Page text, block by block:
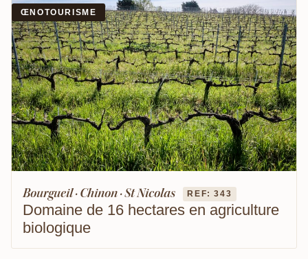
ŒNOTOURISME
Bourgueil · Chinon · St Nicolas REF: 343
Domaine de 16 hectares en agriculture
biologique